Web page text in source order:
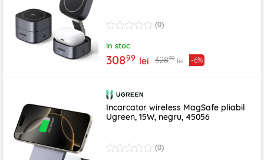
(0)
In stoc
30899 lei 32899 lei -6%
Incarcator wireless MagSafe pliabil
Ugreen, 15W, negru, 45056
(0)